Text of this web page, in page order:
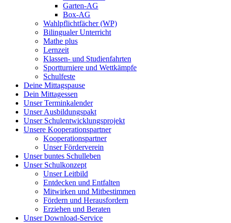
Garten-AG
Box-AG
Wahlpflichtfächer (WP)
Bilingualer Unterricht
Mathe plus
Lernzeit
Klassen- und Studienfahrten
Sportturniere und Wettkämpfe
Schulfeste
Deine Mittagspause
Dein Mittagessen
Unser Terminkalender
Unser Ausbildungspakt
Unser Schulentwicklungsprojekt
Unsere Kooperationspartner
Kooperationspartner
Unser Förderverein
Unser buntes Schulleben
Unser Schulkonzept
Unser Leitbild
Entdecken und Entfalten
Mitwirken und Mitbestimmen
Fördern und Herausfordern
Erziehen und Beraten
Unser Download-Service